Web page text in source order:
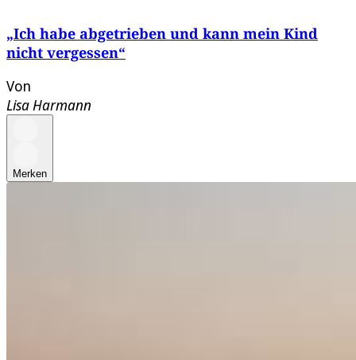
„Ich habe abgetrieben und kann mein Kind
nicht vergessen“
Von
Lisa Harmann
Merken